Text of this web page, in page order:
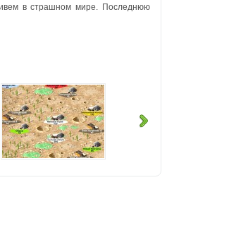
в страшном мире. Последнюю